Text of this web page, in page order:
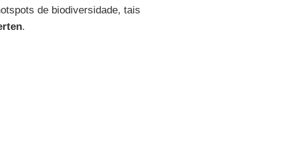
de biodiversidade, tais
.